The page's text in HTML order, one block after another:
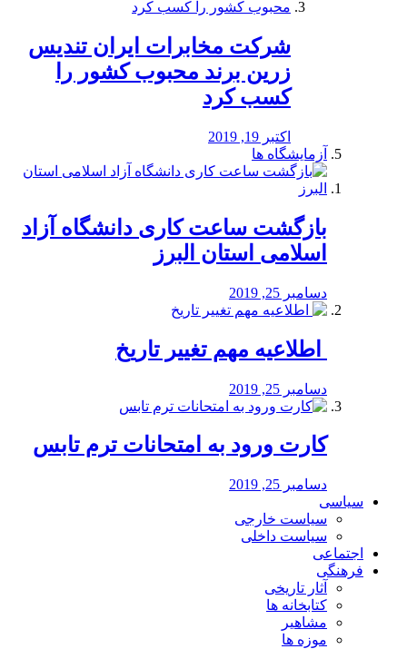
شرکت مخابرات ایران تندیس
زرین برند محبوب کشور را
کسب کرد
اکتبر 19, 2019
آزمایشگاه ها
بازگشت ساعت کاری دانشگاه آزاد
اسلامی استان البرز
دسامبر 25, 2019
️ اطلاعیه مهم تغییر تاریخ
دسامبر 25, 2019
کارت ورود به امتحانات ترم تابس
دسامبر 25, 2019
سیاسی
سیاست خارجی
سیاست داخلی
اجتماعی
فرهنگی
آثار تاریخی
کتابخانه ها
مشاهیر
موزه ها